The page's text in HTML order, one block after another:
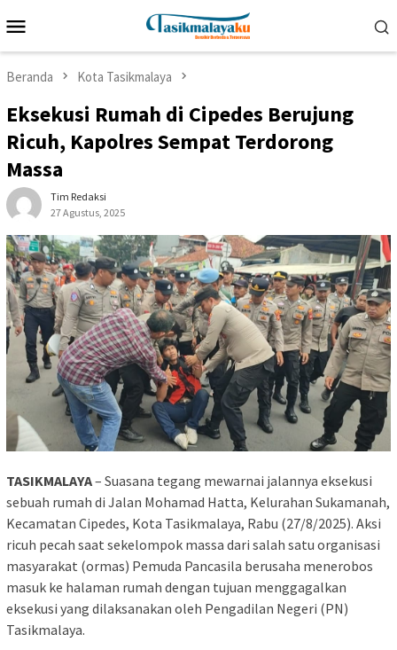
ke
Mobile
Beranda Kota Tasikmalaya
Eksekusi Rumah di Cipedes Berujung
Ricuh, Kapolres Sempat Terdorong
Massa
Tim Redaksi
27 Agustus, 2025
TASIKMALAYA– Suasana tegang mewarnai jalannya eksekusi
sebuah rumah di Jalan Mohamad Hatta, Kelurahan Sukamanah,
Kecamatan Cipedes, Kota Tasikmalaya, Rabu (27/8/2025). Aksi
ricuh pecah saat sekelompok massa dari salah satu organisasi
masyarakat (ormas) Pemuda Pancasila berusaha menerobos
masuk ke halaman rumah dengan tujuan menggagalkan
eksekusi yang dilaksanakan oleh Pengadilan Negeri (PN)
Tasikmalaya.